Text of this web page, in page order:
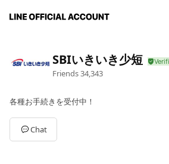
SBIいきいき少短
Friends34,343
各種お手続きを受付中！
Chat